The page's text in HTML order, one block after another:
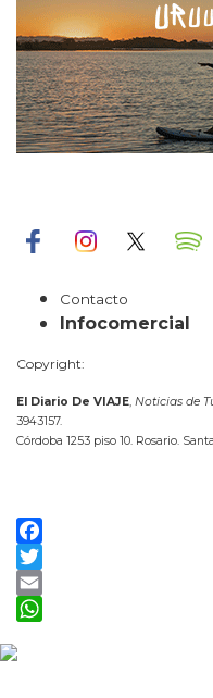
Contacto
Infocomercial
Copyright:
El Diario De VIAJE, Noticias de
3943157.
Córdoba 1253 piso 10. Rosario.
Facebook
Twitter
Email